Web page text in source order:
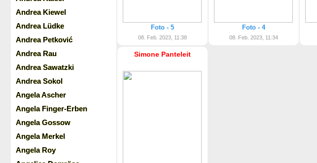
Andrea Kiewel
Andrea Lüdke
Andrea Petković
Andrea Rau
Andrea Sawatzki
Andrea Sokol
Angela Ascher
Angela Finger-Erben
Angela Gossow
Angela Merkel
Angela Roy
Foto - 5
08. Feb. 2023, 11:38
Foto - 4
08. Feb. 2023, 11:34
Simone Panteleit